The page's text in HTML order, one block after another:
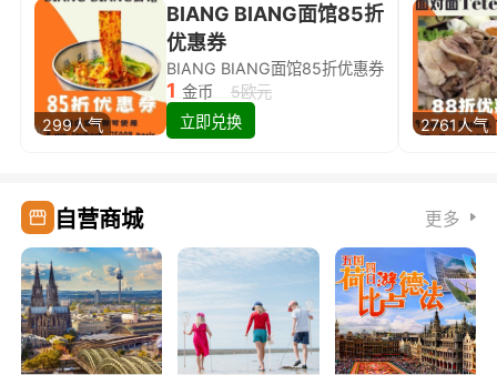
299人气
BIANG BIANG面馆85折
优惠券
BIANG BIANG面馆85折优惠券
1 金币
5欧元
立即兑换
2761人气
自营商城 更多